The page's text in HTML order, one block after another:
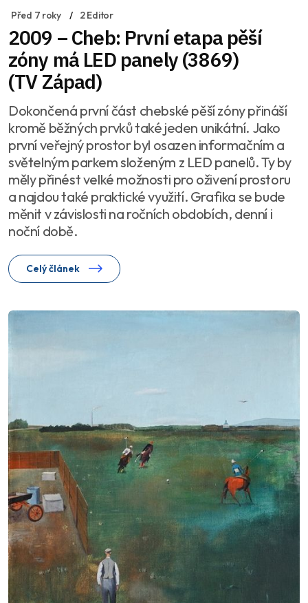
Před 7 roky 2 Editor
2009 – Cheb: První etapa pěší
zóny má LED panely (3869)
(TV Západ)
Dokončená první část chebské pěší zóny přináší
kromě běžných prvků také jeden unikátní. Jako
první veřejný prostor byl osazen informačním a
světelným parkem složeným z LED panelů. Ty by
měly přinést velké možnosti pro oživení prostoru
a najdou také praktické využití. Grafika se bude
měnit v závislosti na ročních obdobích, denní i
noční době.
Celý článek